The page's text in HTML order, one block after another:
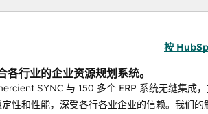
按
各行业的企业资源规划系统。
SYNC 与 150 多个 ERP 系统无缝集成
定性和性能，深受各行各业企业的信赖。我们的